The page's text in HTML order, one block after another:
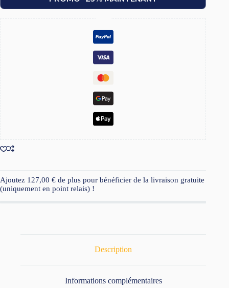
Ajoutez 127,00 € de plus pour bénéficier de la livraison gratuite
(uniquement en point relais) !
Description
Informations complémentaires